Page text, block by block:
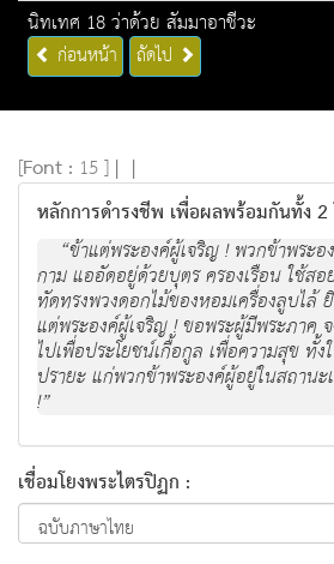
นิทเทศ 18 ว่าด้วย สัมมาอาชีวะ
ก่อนหน้า ถัดไป
[Font : 15 ] | |
หลักการดำรงชีพ เพื่อผลพร้อมกันทั้ง 2
“ข้าแต่พระองค์ผู้เจริญ ! พวกข้าพระ
กาม แออัดอยู่ด้วยบุตร ครองเรือน ใช้ส
ทัดทรงพวงดอกไม้ของหอมเครื่องลูบไล้
แต่พระองค์ผู้เจริญ ! ขอพระผู้มีพระภาค
ไปเพื่อประโยชน์เกื้อกูล เพื่อความสุข ทั้
ปรายะ แก่พวกข้าพระองค์ผู้อยู่ในสถานะ
!”
เชื่อมโยงพระไตรปิฏก :